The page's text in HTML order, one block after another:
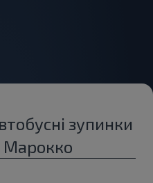
зупинки
Марокко